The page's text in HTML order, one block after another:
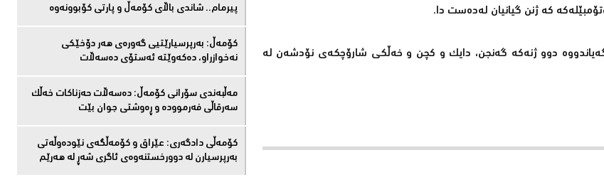
كە ژنن گیانیان لەدەست دا.
دوو ژنەكە گەنجن، دایك و كچن و خەڵكی شارۆچكەی نۆدشەن لە
پیرمام.. شاندی باڵای كۆمه‌ڵ و پارتی كۆبوونه‌وه‌
كۆمەڵ: بەرپرسیارێتیی گەورەی هەر دۆخێکی
نەخوازراو، دەكەوێتە ئەستۆی دەسەڵات
مەڵبەندى سۆرانى کۆمەڵ: دەسەڵات حەزناکات خەڵک
سەرقاڵى فەرموودە و ڕەوشتى جوان بێت
کۆمەڵى دادگەرى: عێراق و كۆمەڵگەی نێودەوڵەتی
بەرپرسیارن لە دوورخستنەوەى ئاگری شەڕ لە هەرێم